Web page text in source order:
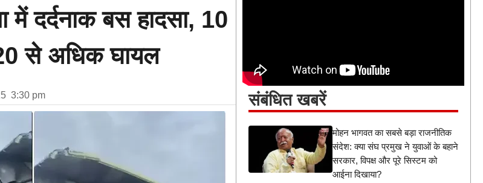
में दर्दनाक बस हादसा, 10
से अधिक घायल
3:30 pm संबंधित खबरें
मोहन भागवत का सबसे बड़ा राजनीतिक
संदेश: क्या संघ प्रमुख ने युवाओं के बहाने
सरकार, विपक्ष और पूरे सिस्टम को
आईना दिखाया?